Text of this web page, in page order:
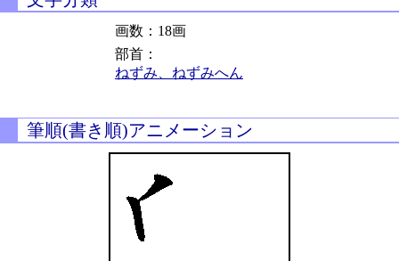
画数：18画
部首：
ねずみ、ねずみへん
筆順(書き順)アニメーション